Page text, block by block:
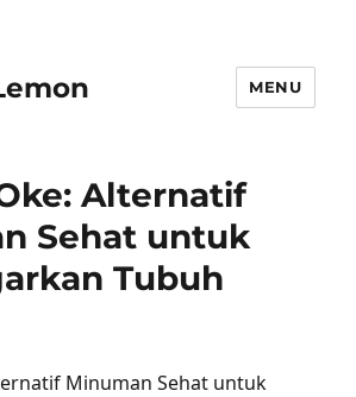
MENU
Alternatif
Sehat untuk
Tubuh
Minuman Sehat untuk